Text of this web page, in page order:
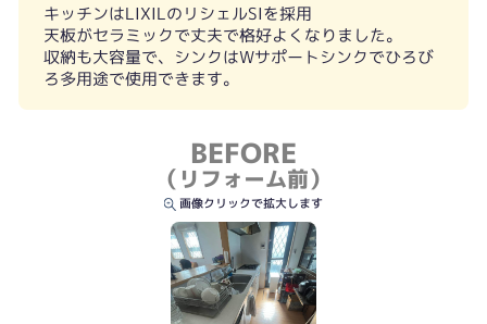
キッチンはLIXILのリシェルSIを採用
天板がセラミックで丈夫で格好よくなりました。
収納も大容量で、シンクはWサポートシンクでひろび
ろ多用途で使用できます。
BEFORE
（リフォーム前）
画像クリックで拡大します